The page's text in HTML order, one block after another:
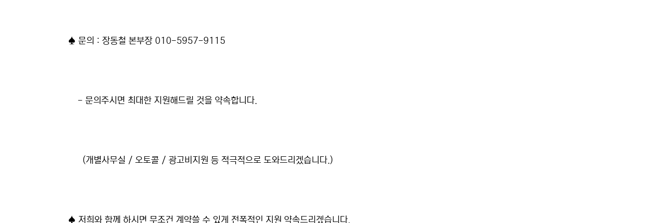
♠ 문의 : 장동철 본부장 010-5957-9115
- 문의주시면 최대한 지원해드릴 것을 약속합니다.
(개별사무실 / 오토콜 / 광고비지원 등 적극적으로 도와드리겠습니다.)
♠ 저희와 함께 하시면 무조건 계약쓸 수 있게 전폭적인 지원 약속드리겠습니다.